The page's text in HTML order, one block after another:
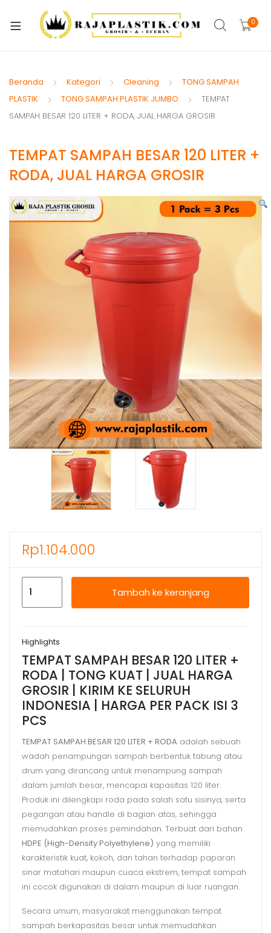
0
Beranda Kategori Cleaning
TONG SAMPAH
PLASTIK
TONG SAMPAH PLASTIK JUMBO
TEMPAT
SAMPAH BESAR 120 LITER + RODA, JUAL HARGA GROSIR
TEMPAT SAMPAH BESAR 120 LITER +
RODA, JUAL HARGA GROSIR
Rp1.104.000
120
LITER
+
RODA,
JUAL
HARGA
GROSIR
Tambah ke keranjang
Highlights
TEMPAT SAMPAH BESAR 120 LITER +
RODA | TONG KUAT | JUAL HARGA
GROSIR | KIRIM KE SELURUH
INDONESIA | HARGA PER PACK ISI 3
PCS
TEMPAT SAMPAH BESAR 120 LITER + RODA adalah sebuah
wadah penampungan sampah berbentuk tabung atau
drum yang dirancang untuk menampung sampah
dalam jumlah besar, mencapai kapasitas 120 liter.
Produk ini dilengkapi roda pada salah satu sisinya, serta
pegangan atau handle di bagian atas, sehingga
memudahkan proses pemindahan. Terbuat dari bahan
HDPE (High-Density Polyethylene) yang memiliki
karakteristik kuat, kokoh, dan tahan terhadap paparan
sinar matahari maupun cuaca ekstrem, tempat sampah
ini cocok digunakan di dalam maupun di luar ruangan.
Secara umum, masyarakat menggunakan tempat
sampah berkapasitas besar untuk memudahkan